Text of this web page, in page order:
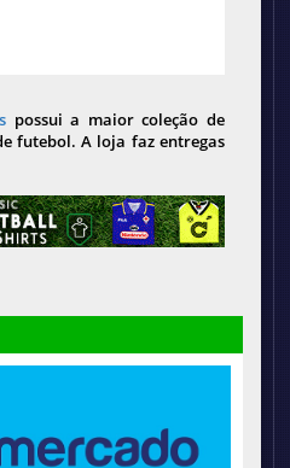
possui a maior coleção de
futebol. A loja faz entregas